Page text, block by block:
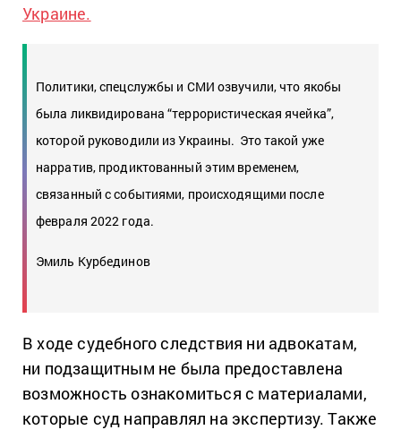
Украине.
Политики, спецслужбы и СМИ озвучили, что якобы
была ликвидирована “террористическая ячейка”,
которой руководили из Украины. Это такой уже
нарратив, продиктованный этим временем,
связанный с событиями, происходящими после
февраля 2022 года.
Эмиль Курбединов
В ходе судебного следствия ни адвокатам,
ни подзащитным не была предоставлена
возможность ознакомиться с материалами,
которые суд направлял на экспертизу. Также